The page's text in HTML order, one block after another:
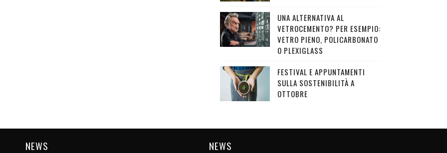
UNA ALTERNATIVA AL
VETROCEMENTO? PER ESEMPIO:
VETRO PIENO, POLICARBONATO
O PLEXIGLASS
FESTIVAL E APPUNTAMENTI
SULLA SOSTENIBILITÀ A
OTTOBRE
NEWS NEWS